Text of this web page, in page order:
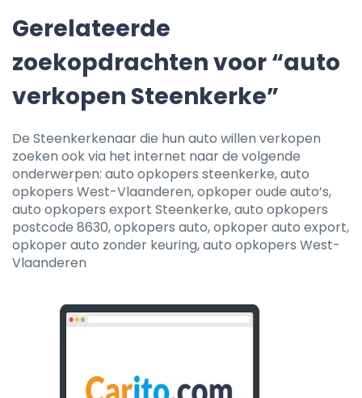
Gerelateerde
zoekopdrachten voor “auto
verkopen Steenkerke”
De Steenkerkenaar die hun auto willen verkopen
zoeken ook via het internet naar de volgende
onderwerpen: auto opkopers steenkerke, auto
opkopers West-Vlaanderen, opkoper oude auto’s,
auto opkopers export Steenkerke, auto opkopers
postcode 8630, opkopers auto, opkoper auto export,
opkoper auto zonder keuring, auto opkopers West-
Vlaanderen